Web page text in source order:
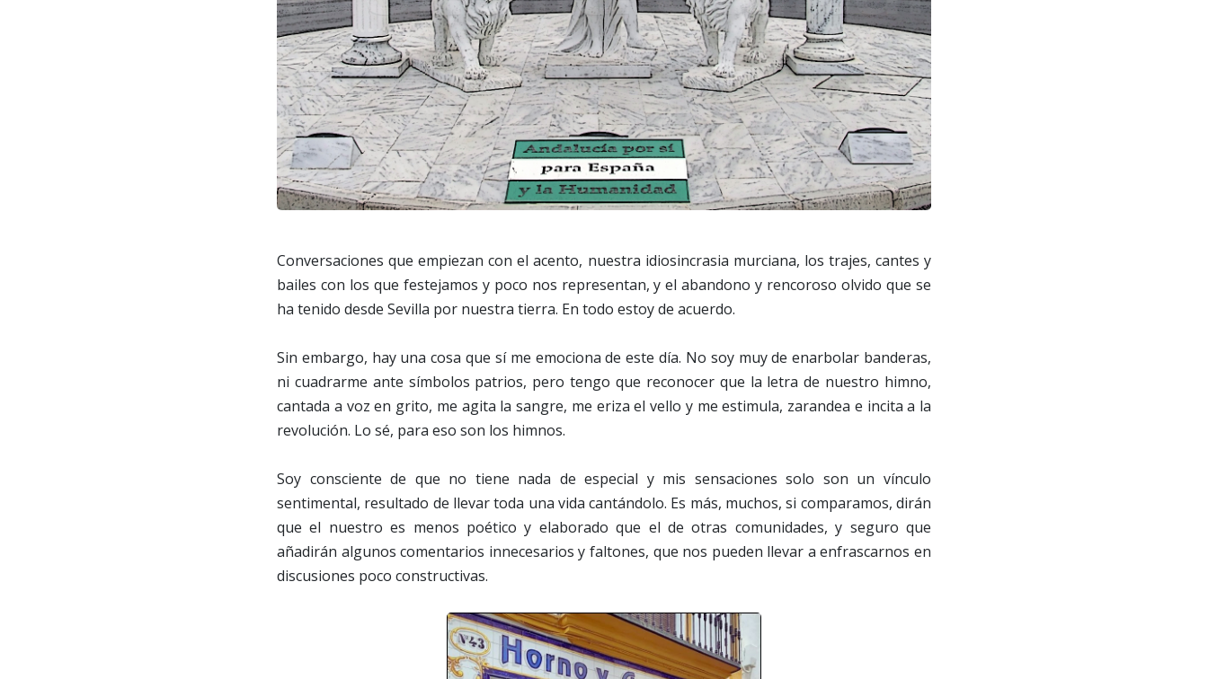
Conversaciones que empiezan con el acento, nuestra idiosincrasia murciana, los trajes, cantes y
bailes con los que festejamos y poco nos representan, y el abandono y rencoroso olvido que se
ha tenido desde Sevilla por nuestra tierra. En todo estoy de acuerdo.
Sin embargo, hay una cosa que sí me emociona de este día. No soy muy de enarbolar banderas,
ni cuadrarme ante símbolos patrios, pero tengo que reconocer que la letra de nuestro himno,
cantada a voz en grito, me agita la sangre, me eriza el vello y me estimula, zarandea e incita a la
revolución. Lo sé, para eso son los himnos.
Soy consciente de que no tiene nada de especial y mis sensaciones solo son un vínculo
sentimental, resultado de llevar toda una vida cantándolo. Es más, muchos, si comparamos, dirán
que el nuestro es menos poético y elaborado que el de otras comunidades, y seguro que
añadirán algunos comentarios innecesarios y faltones, que nos pueden llevar a enfrascarnos en
discusiones poco constructivas.